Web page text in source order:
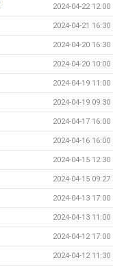
2024-04-22 12:00
2024-04-21 16:30
2024-04-20 16:30
2024-04-20 10:00
2024-04-19 11:00
2024-04-19 09:30
2024-04-17 16:00
2024-04-16 16:00
2024-04-15 12:30
2024-04-15 09:27
2024-04-13 17:00
2024-04-13 11:00
2024-04-12 17:00
2024-04-12 11:30